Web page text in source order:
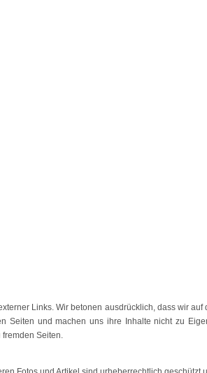
Links. Wir betonen ausdrücklich, dass wir
Seiten und machen uns ihre Inhalte nicht zu
Seiten.